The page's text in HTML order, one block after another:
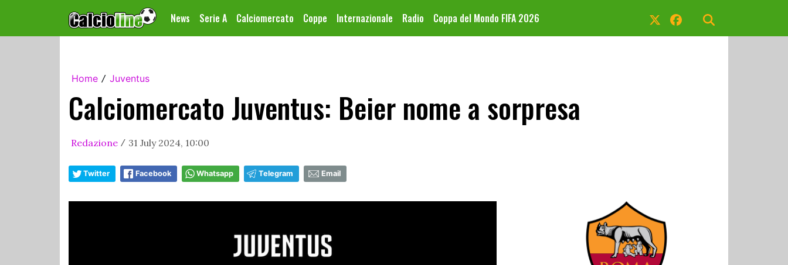
News Serie A Calciomercato Coppe Internazionale Radio Coppa del Mondo FIFA 2026
Home / Juventus
Calciomercato Juventus: Beier nome a sorpresa
Redazione / 31 July 2024, 10:00
Twitter Facebook Whatsapp Telegram Email